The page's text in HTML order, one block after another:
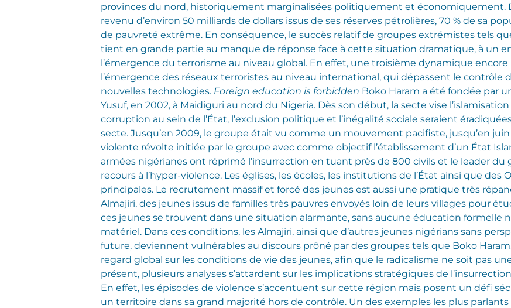
provinces du nord, historiquement marginalisées politiquement et économiquement.
revenu d’environ 50 milliards de dollars issus de ses réserves pétrolières, 70 % de sa
de pauvreté extrême. En conséquence, le succès relatif de groupes extrémistes tels
tient en grande partie au manque de réponse face à cette situation dramatique, à un
l’émergence du terrorisme au niveau global. En effet, une troisième dynamique
l’émergence des réseaux terroristes au niveau international, qui dépassent le contrôle
nouvelles technologies. Foreign education is forbidden Boko Haram a été fondée par
Yusuf, en 2002, à Maidiguri au nord du Nigeria. Dès son début, la secte vise
corruption au sein de l’État, l’exclusion politique et l’inégalité sociale seraient
secte. Jusqu’en 2009, le groupe était vu comme un mouvement pacifiste, jusqu’en
violente révolte initiée par le groupe avec comme objectif l’établissement d’un État
armées nigérianes ont réprimé l’insurrection en tuant près de 800 civils et le leader du
recours à l’hyper-violence. Les églises, les écoles, les institutions de l’État ainsi que
principales. Le recrutement massif et forcé des jeunes est aussi une pratique très
Almajiri, des jeunes issus de familles très pauvres envoyés loin de leurs villages pour
ces jeunes se trouvent dans une situation alarmante, sans aucune éducation formelle
matériel. Dans ces conditions, les Almajiri, ainsi que d’autres jeunes nigérians sans
future, deviennent vulnérables au discours prôné par des groupes tels que Boko
regard global sur les conditions de vie des jeunes, afin que le radicalisme ne soit pas
présent, plusieurs analyses s’attardent sur les implications stratégiques de
En effet, les épisodes de violence s’accentuent sur cette région mais posent un défi
un territoire dans sa grand majorité hors de contrôle. Un des exemples les plus